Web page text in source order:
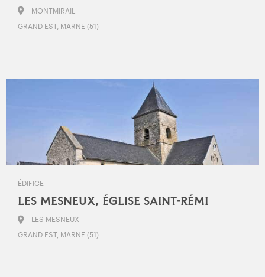
MONTMIRAIL
GRAND EST, MARNE (51)
ÉDIFICE
LES MESNEUX, ÉGLISE SAINT-RÉMI
LES MESNEUX
GRAND EST, MARNE (51)